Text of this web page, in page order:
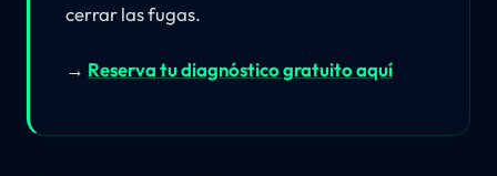
cerrar las fugas.
→ Reserva tu diagnóstico gratuito aquí